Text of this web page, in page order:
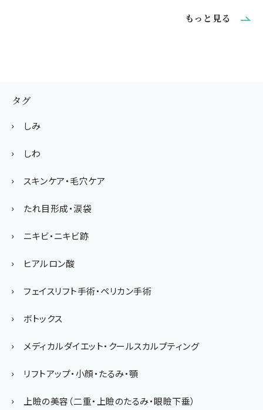
もっと見る
タグ
しみ
しわ
スキンケア・毛穴ケア
たれ目形成・涙袋
ニキビ・ニキビ跡
ヒアルロン酸
フェイスリフト手術・ペリカン手術
ボトックス
メディカルダイエット・クールスカルプティング
リフトアップ・小顔・たるみ・顎
上瞼の美容（二重・上瞼のたるみ・眼瞼下垂）